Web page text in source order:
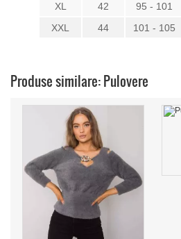
XL
42 95 - 101
XXL
44 101 - 105
Produse similare: Pulovere